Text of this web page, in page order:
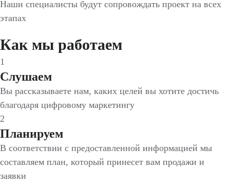
Наши специалисты будут сопровождать проект на всех
этапах
Как мы работаем
1
Слушаем
Вы рассказываете нам, каких целей вы хотите достичь
благодаря цифровому маркетингу
2
Планируем
В соответствии с предоставленной информацией мы
составляем план, который принесет вам продажи и
заявки